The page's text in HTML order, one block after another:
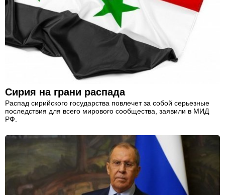
Сирия на грани распада
Распад сирийского государства повлечет за собой серьезные
последствия для всего мирового сообщества, заявили в МИД
РФ.